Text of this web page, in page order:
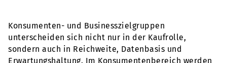
Konsumenten- und Businesszielgruppen
unterscheiden sich nicht nur in der Kaufrolle,
sondern auch in Reichweite, Datenbasis und
Erwartungshaltung. Im Konsumentenbereich werden